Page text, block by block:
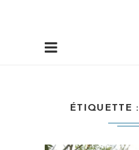
ÉTIQUETTE :